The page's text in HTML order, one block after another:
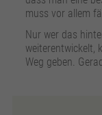
muss vor allem
Nur wer das
weiterentwickelt,
Weg geben.